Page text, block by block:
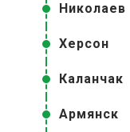
Николаев
Херсон
Каланчак
Армянск